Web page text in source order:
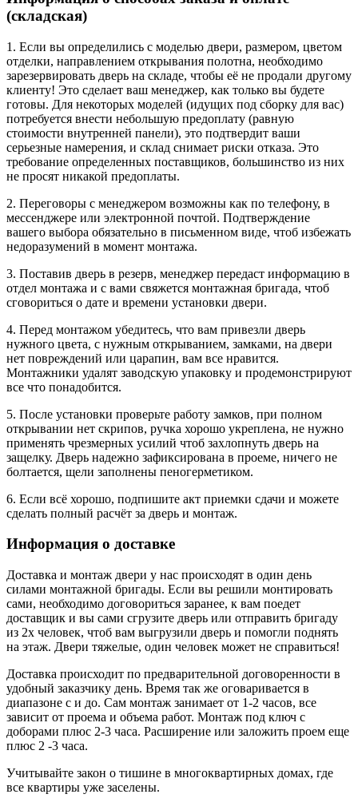
(складская)
1. Если вы определились с моделью двери, размером, цветом
отделки, направлением открывания полотна, необходимо
зарезервировать дверь на складе, чтобы её не продали другому
клиенту! Это сделает ваш менеджер, как только вы будете
готовы. Для некоторых моделей (идущих под сборку для вас)
потребуется внести небольшую предоплату (равную
стоимости внутренней панели), это подтвердит ваши
серьезные намерения, и склад снимает риски отказа. Это
требование определенных поставщиков, большинство из них
не просят никакой предоплаты.
2. Переговоры с менеджером возможны как по телефону, в
мессенджере или электронной почтой. Подтверждение
вашего выбора обязательно в письменном виде, чтоб избежать
недоразумений в момент монтажа.
3. Поставив дверь в резерв, менеджер передаст информацию в
отдел монтажа и с вами свяжется монтажная бригада, чтоб
сговориться о дате и времени установки двери.
4. Перед монтажом убедитесь, что вам привезли дверь
нужного цвета, с нужным открыванием, замками, на двери
нет повреждений или царапин, вам все нравится.
Монтажники удалят заводскую упаковку и продемонстрируют
все что понадобится.
5. После установки проверьте работу замков, при полном
открывании нет скрипов, ручка хорошо укреплена, не нужно
применять чрезмерных усилий чтоб захлопнуть дверь на
защелку. Дверь надежно зафиксирована в проеме, ничего не
болтается, щели заполнены пеногерметиком.
6. Если всё хорошо, подпишите акт приемки сдачи и можете
сделать полный расчёт за дверь и монтаж.
Информация о доставке
Доставка и монтаж двери у нас происходят в один день
силами монтажной бригады. Если вы решили монтировать
сами, необходимо договориться заранее, к вам поедет
доставщик и вы сами сгрузите дверь или отправить бригаду
из 2х человек, чтоб вам выгрузили дверь и помогли поднять
на этаж. Двери тяжелые, один человек может не справиться!
Доставка происходит по предварительной договоренности в
удобный заказчику день. Время так же оговаривается в
диапазоне с и до. Сам монтаж занимает от 1-2 часов, все
зависит от проема и объема работ. Монтаж под ключ с
доборами плюс 2-3 часа. Расширение или заложить проем еще
плюс 2 -3 часа.
Учитывайте закон о тишине в многоквартирных домах, где
все квартиры уже заселены.